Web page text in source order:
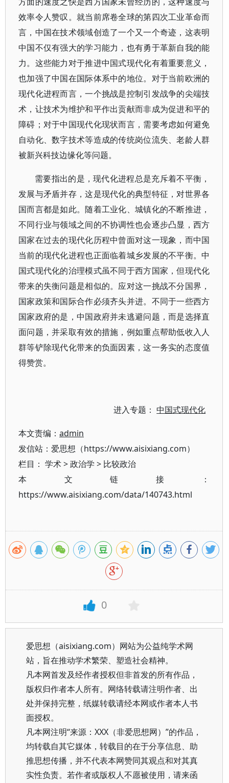
效率令人赞叹。就当前席卷全球的第四次工业革命而
言，中国在技术领域创造了一个又一个奇迹，这表明
中国不仅有强大的学习能力，也有勇于革新自我的能
力。这些能力对于推进中国式现代化有着重要意义，
也加强了中国在国际体系中的地位。对于当前欧洲的
现代化进程而言，一个挑战是控制引发战争的尖端技
术，让技术为维护和平作出贡献而非成为促进和平的
障碍；对于中国现代化现状而言，需要考虑如何避免
自动化、数字技术等造成的传统岗位流失、老龄人群
被新兴科技边缘化等问题。
需要指出的是，现代化进程总是充斥着不平衡，
发展与矛盾并存，这是现代化的典型特征，对世界各
国而言都是如此。随着工业化、城镇化的不断推进，
不同行业与领域之间的不协调性也会逐步凸显，西方
国家在过去的现代化历程中曾面对这一现象，而中国
当前的现代化进程也正面临着城乡发展的不平衡。中
国式现代化的治理模式虽不同于西方国家，但现代化
带来的失衡问题是相似的。应对这一挑战不分国界，
国家政策和国际合作必须齐头并进。不同于一些西方
国家政府的是，中国政府并未逃避问题，而是选择直
面问题，并采取有效的措施，例如重点帮助低收入人
群等铲除现代化带来的负面因素，这一务实的态度值
得赞赏。
进入专题：中国式现代化
本文责编： admin
发信站：爱思想（https://www.aisixiang.com）
栏目： 学术>政治学 > 比较政治
本文链接：
https://www.aisixiang.com/data/140743.html
0
爱思想（aisixiang.com）网站为公益纯学术网
站，旨在推动学术繁荣、塑造社会精神。
凡本网首发及经作者授权但非首发的所有作品，
版权归作者本人所有。网络转载请注明作者、出
处并保持完整，纸媒转载请经本网或作者本人书
面授权。
凡本网注明“来源：XXX（非爱思想网）”的作品，
均转载自其它媒体，转载目的在于分享信息、助
推思想传播，并不代表本网赞同其观点和对其真
实性负责。若作者或版权人不愿被使用，请来函